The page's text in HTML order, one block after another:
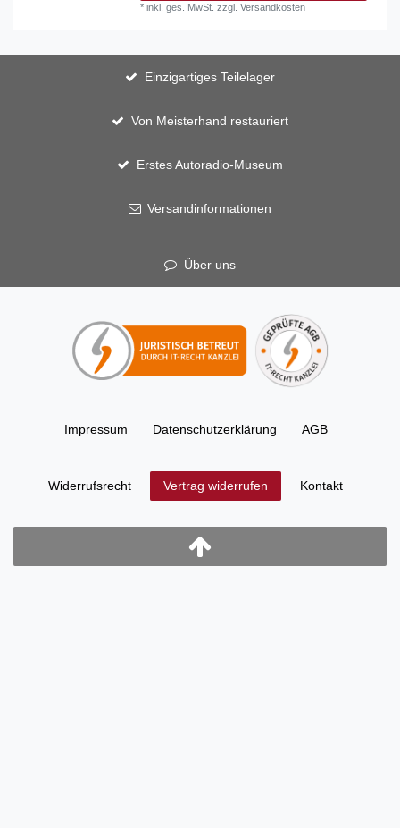
*inkl. ges. MwSt. zzgl.Versandkosten
Einzigartiges Teilelager
Von Meisterhand restauriert
Erstes Autoradio-Museum
Versandinformationen
Über uns
Impressum Daten­schutz­erklärung AGB
Widerrufs­recht Vertrag widerrufen Kontakt